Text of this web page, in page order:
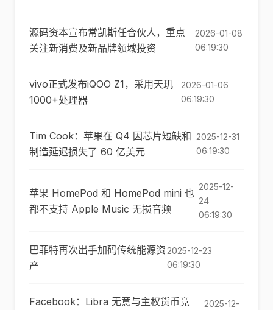
源码资本宣布常凯斯任合伙人，重点
关注新消费及新品牌领域投资
2026-01-08
06:19:30
vivo正式发布iQOO Z1，采用天玑
1000+处理器
2026-01-06
06:19:30
Tim Cook：苹果在 Q4 因芯片短缺和
制造延迟损失了 60 亿美元
2025-12-31
06:19:30
苹果 HomePod 和 HomePod mini 也
都不支持 Apple Music 无损音频
2025-12-
24
06:19:30
巴菲特再次出手加码传统能源资
产
2025-12-23
06:19:30
Facebook：Libra 无意与主权货币竞
2025-12-